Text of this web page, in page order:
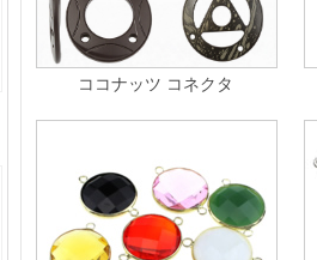
ココナッツ コネクタ